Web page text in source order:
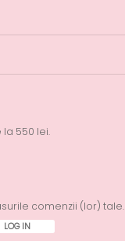
550 lei.
comenzii (lor) tale.
LOG IN